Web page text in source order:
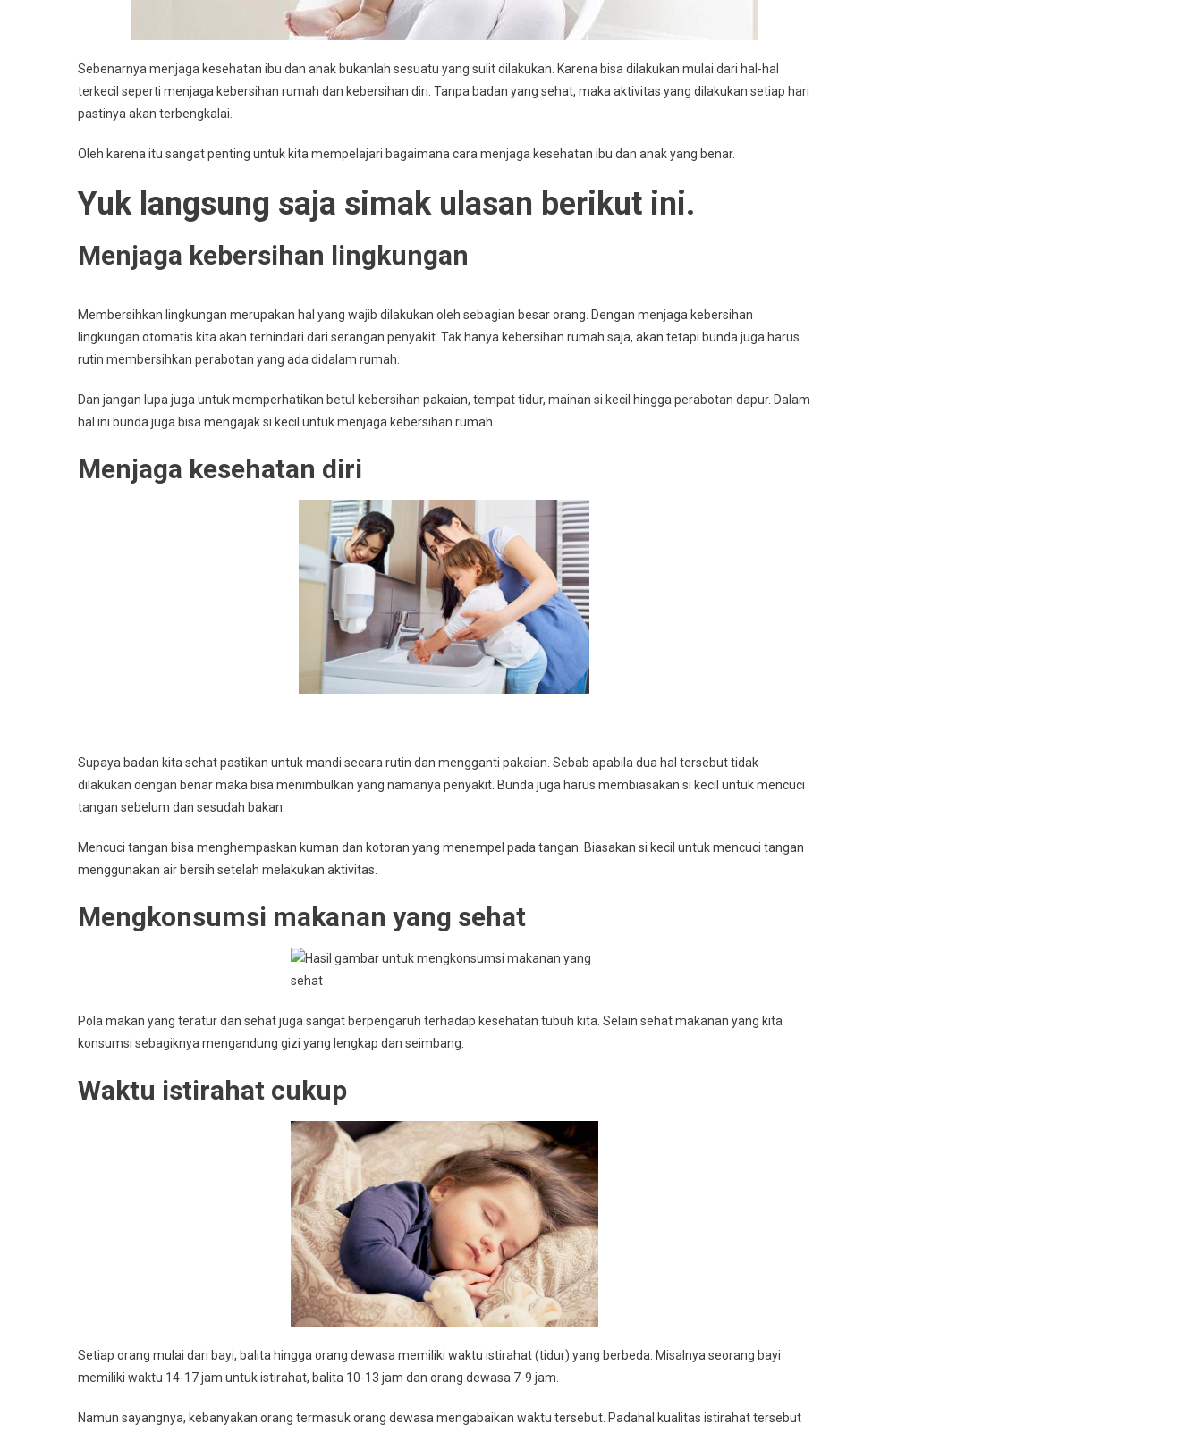
Sebenarnya menjaga kesehatan ibu dan anak bukanlah sesuatu yang sulit dilakukan. Karena bisa dilakukan mulai dari hal-hal
terkecil seperti menjaga kebersihan rumah dan kebersihan diri. Tanpa badan yang sehat, maka aktivitas yang dilakukan setiap hari
pastinya akan terbengkalai.
Oleh karena itu sangat penting untuk kita mempelajari bagaimana cara menjaga kesehatan ibu dan anak yang benar.
Yuk langsung saja simak ulasan berikut ini.
Menjaga kebersihan lingkungan
Membersihkan lingkungan merupakan hal yang wajib dilakukan oleh sebagian besar orang. Dengan menjaga kebersihan
lingkungan otomatis kita akan terhindari dari serangan penyakit. Tak hanya kebersihan rumah saja, akan tetapi bunda juga harus
rutin membersihkan perabotan yang ada didalam rumah.
Dan jangan lupa juga untuk memperhatikan betul kebersihan pakaian, tempat tidur, mainan si kecil hingga perabotan dapur. Dalam
hal ini bunda juga bisa mengajak si kecil untuk menjaga kebersihan rumah.
Menjaga kesehatan diri
Supaya badan kita sehat pastikan untuk mandi secara rutin dan mengganti pakaian. Sebab apabila dua hal tersebut tidak
dilakukan dengan benar maka bisa menimbulkan yang namanya penyakit. Bunda juga harus membiasakan si kecil untuk mencuci
tangan sebelum dan sesudah bakan.
Mencuci tangan bisa menghempaskan kuman dan kotoran yang menempel pada tangan. Biasakan si kecil untuk mencuci tangan
menggunakan air bersih setelah melakukan aktivitas.
Mengkonsumsi makanan yang sehat
Pola makan yang teratur dan sehat juga sangat berpengaruh terhadap kesehatan tubuh kita. Selain sehat makanan yang kita
konsumsi sebagiknya mengandung gizi yang lengkap dan seimbang.
Waktu istirahat cukup
Setiap orang mulai dari bayi, balita hingga orang dewasa memiliki waktu istirahat (tidur) yang berbeda. Misalnya seorang bayi
memiliki waktu 14-17 jam untuk istirahat, balita 10-13 jam dan orang dewasa 7-9 jam.
Namun sayangnya, kebanyakan orang termasuk orang dewasa mengabaikan waktu tersebut. Padahal kualitas istirahat tersebut